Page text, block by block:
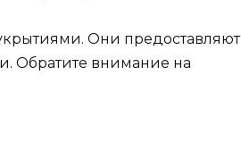
Они предоставляют
Обратите внимание на